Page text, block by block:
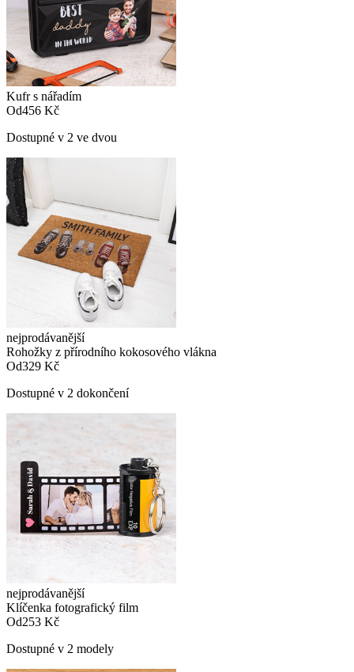
Kufr s nářadím
Od456 Kč
Dostupné v 2 ve dvou
nejprodávanější
Rohožky z přírodního kokosového vlákna
Od329 Kč
Dostupné v 2 dokončení
nejprodávanější
Klíčenka fotografický film
Od253 Kč
Dostupné v 2 modely